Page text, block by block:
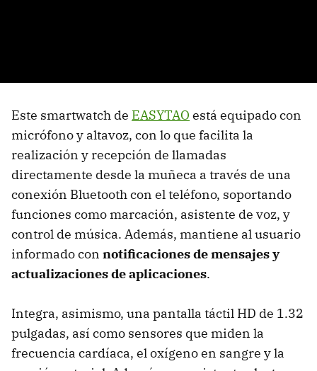
Este smartwatch de EASYTAO está equipado con
micrófono y altavoz, con lo que facilita la
realización y recepción de llamadas
directamente desde la muñeca a través de una
conexión Bluetooth con el teléfono, soportando
funciones como marcación, asistente de voz, y
control de música. Además, mantiene al usuario
informado con notificaciones de mensajes y
actualizaciones de aplicaciones.
Integra, asimismo, una pantalla táctil HD de 1.32
pulgadas, así como sensores que miden la
frecuencia cardíaca, el oxígeno en sangre y la